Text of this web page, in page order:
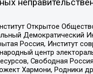
Открытое
Демократический
Россия, Институт
центр
Свободная
Хармони, Родники